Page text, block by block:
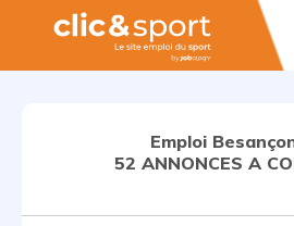
Emploi
52 ANNONCES A